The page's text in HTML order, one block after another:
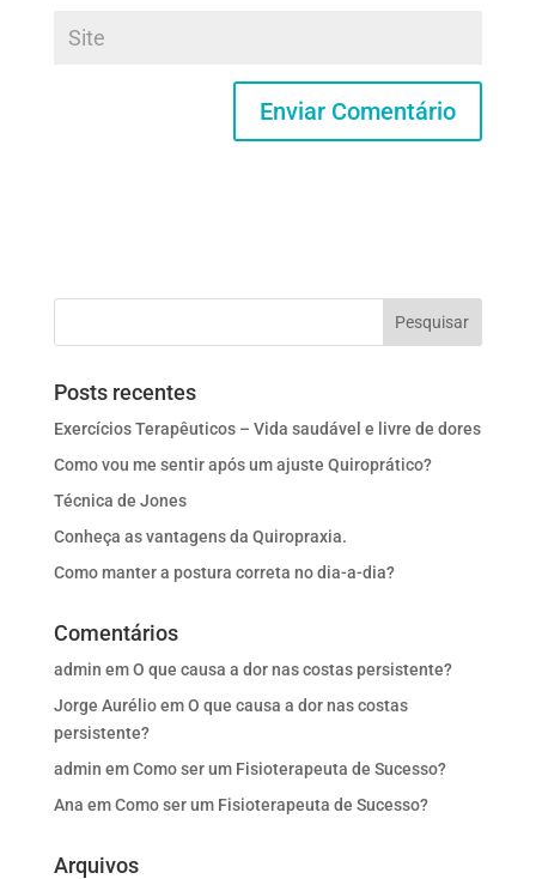
Posts recentes
Exercícios Terapêuticos – Vida saudável e livre de dores
Como vou me sentir após um ajuste Quiroprático?
Técnica de Jones
Conheça as vantagens da Quiropraxia.
Como manter a postura correta no dia-a-dia?
Comentários
admin emO que causa a dor nas costas persistente?
Jorge AurélioemO que causa a dor nas costas
persistente?
admin emComo ser um Fisioterapeuta de Sucesso?
Ana emComo ser um Fisioterapeuta de Sucesso?
Arquivos